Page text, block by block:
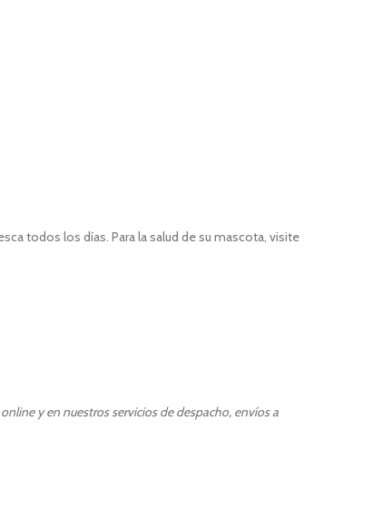
todos los días. Para la salud de su mascota, visite
y en nuestros servicios de despacho, envíos a